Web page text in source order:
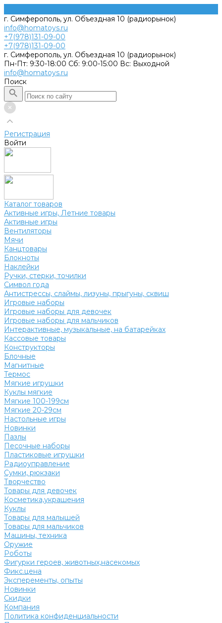
г. Симферополь, ул. Объездная 10 (радиорынок)
info@homatoys.ru
+7(978)131-09-00
+7(978)131-09-00
г. Симферополь, ул. Объездная 10 (радиорынок)
Пн-Пт: 9:30-18:00 Cб: 9:00-15:00 Вс: Выходной
info@homatoys.ru
Поиск
Регистрация
Войти
Каталог товаров
Активные игры, Летние товары
Активные игры
Вентиляторы
Мячи
Канцтовары
Блокноты
Наклейки
Ручки, стерки, точилки
Символ года
Антистрессы, слаймы, лизуны, прыгуны, сквиш
Игровые наборы
Игровые наборы для девочек
Игровые наборы для мальчиков
Интерактивные, музыкальные, на батарейках
Кассовые товары
Конструкторы
Блочные
Магнитные
Термос
Мягкие игрушки
Куклы мягкие
Мягкие 100-199см
Мягкие 20-29см
Настольные игры
Новинки
Пазлы
Песочные наборы
Пластиковые игрушки
Радиоуправление
Сумки, рюкзаки
Творчество
Товары для девочек
Косметика,украшения
Куклы
Товары для малышей
Товары для мальчиков
Машины, техника
Оружие
Роботы
Фигурки героев, животных,насекомых
Фикс.цена
Эксперементы, опыты
Новинки
Скидки
Компания
Политика конфиденциальности